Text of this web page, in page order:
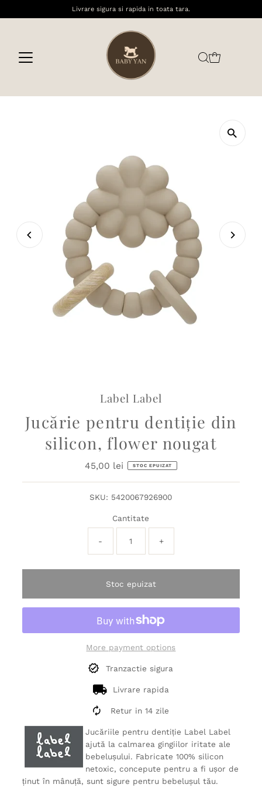
Livrare sigura si rapida in toata tara.
Label Label
Jucărie pentru dentiție din
silicon, flower nougat
Preț
45,00 lei STOC EPUIZAT
SKU: 5420067926900
Cantitate
- +
Stoc epuizat
More payment options
Tranzactie sigura
Livrare rapida
Retur in 14 zile
Jucăriile pentru dentiție Label Label
ajută la calmarea gingiilor iritate ale
bebelușului. Fabricate 100% silicon
netoxic, concepute pentru a fi ușor de
ținut în mânuță, sunt sigure pentru bebelușul tău.